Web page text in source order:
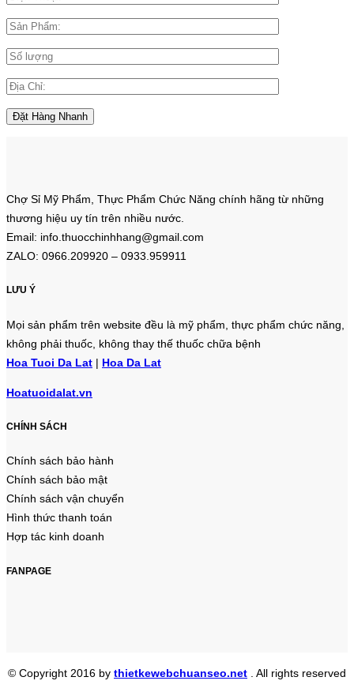
Chợ Sỉ Mỹ Phẩm, Thực Phẩm Chức Năng chính hãng từ những
thương hiệu uy tín trên nhiều nước.
Email: info.thuocchinhhang@gmail.com
ZALO: 0966.209920 – 0933.959911
LƯU Ý
Mọi sản phẩm trên website đều là mỹ phẩm, thực phẩm chức năng,
không phải thuốc, không thay thế thuốc chữa bệnh
Hoa Tuoi Da Lat | Hoa Da Lat
Hoatuoidalat.vn
CHÍNH SÁCH
Chính sách bảo hành
Chính sách bảo mật
Chính sách vận chuyển
Hình thức thanh toán
Hợp tác kinh doanh
FANPAGE
© Copyright 2016 by thietkewebchuanseo.net . All rights reserved